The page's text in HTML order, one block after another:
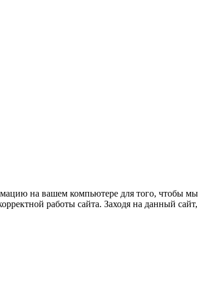
на вашем компьютере для того, чтобы мы
работы сайта. Заходя на данный сайт,